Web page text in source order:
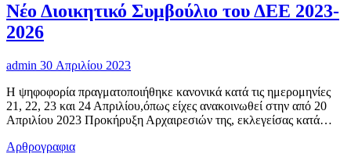
Νέο Διοικητικό Συμβούλιο του ΔΕΕ 2023-
2026
admin 30 Απριλίου 2023
Η ψηφοφορία πραγματοποιήθηκε κανονικά κατά τις ημερομηνίες
21, 22, 23 και 24 Απριλίου,όπως είχες ανακοινωθεί στην από 20
Απριλίου 2023 Προκήρυξη Αρχαιρεσιών της, εκλεγείσας κατά…
Αρθρογραφια